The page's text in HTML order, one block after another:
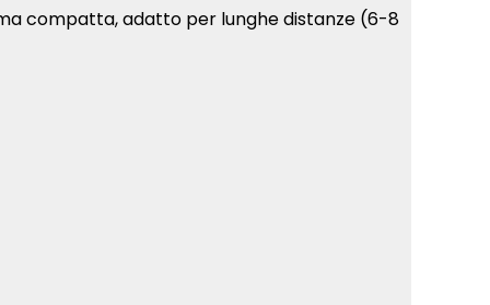
compatta, adatto per lunghe distanze (6-8